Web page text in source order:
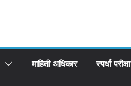
माहिती अधिकार स्पर्धा परीक्षा